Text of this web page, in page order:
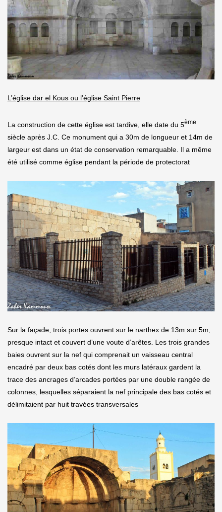
L’église dar el Kous ou l’église Saint Pierre
La construction de cette église est tardive, elle date du 5ème
siècle après J.C. Ce monument qui a 30m de longueur et 14m de
largeur est dans un état de conservation remarquable. Il a même
été utilisé comme église pendant la période de protectorat
Sur la façade, trois portes ouvrent sur le narthex de 13m sur 5m,
presque intact et couvert d’une voute d’arêtes. Les trois grandes
baies ouvrent sur la nef qui comprenait un vaisseau central
encadré par deux bas cotés dont les murs latéraux gardent la
trace des ancrages d’arcades portées par une double rangée de
colonnes, lesquelles séparaient la nef principale des bas cotés et
délimitaient par huit travées transversales